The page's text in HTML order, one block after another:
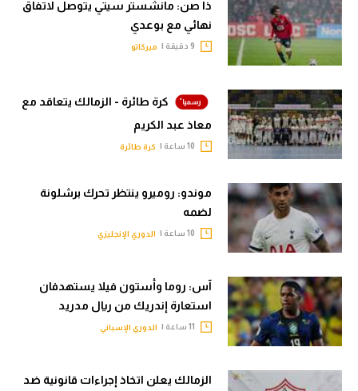
ذا صن: مانشستر سيتي يتوصل لاتفاق
نهائي مع بوعدي
ميركاتو
كرة طائرة - الزمالك يتعاقد مع
معاذ عبد الكريم
كرة طائرة
موندو: روميرو ينتظر تحرك برشلونة
لضمه
الدوري الإنجليزي
آس: روما وأستون فيلا يستهدفان
استعارة إندريك من ريال مدريد
الدوري الإسباني
الزمالك يعلن اتخاذ إجراءات قانونية ضد